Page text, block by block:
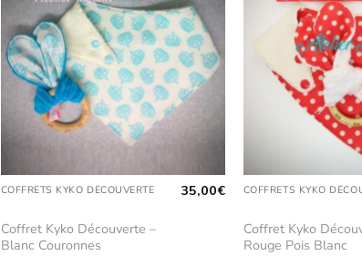
COFFRETS KYKO DÉCOUVERTE
Coffret Kyko Découverte –
Blanc Couronnes
35,00€ COFFRETS KYKO
Coffret Kyko
Rouge Pois Blanc